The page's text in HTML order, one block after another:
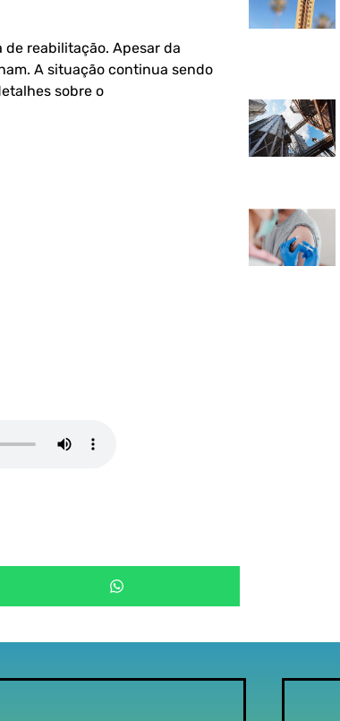
de reabilitação. Apesar da
A situação continua sendo
sobre o